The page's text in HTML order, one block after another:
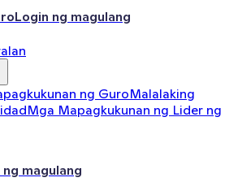
Login ng magulang
ng GuroMalalaking
Mga Mapagkukunan ng Lider ng
ng magulang